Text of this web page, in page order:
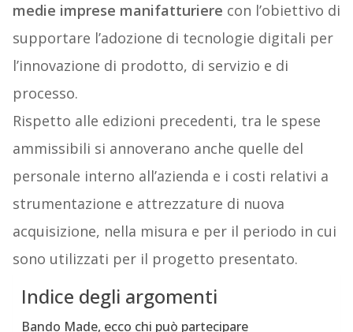
medie imprese manifatturiere con l’obiettivo di
supportare l’adozione di tecnologie digitali per
l’innovazione di prodotto, di servizio e di
processo.
Rispetto alle edizioni precedenti, tra le spese
ammissibili si annoverano anche quelle del
personale interno all’azienda e i costi relativi a
strumentazione e attrezzature di nuova
acquisizione, nella misura e per il periodo in cui
sono utilizzati per il progetto presentato.
Indice degli argomenti
Bando Made, ecco chi può partecipare